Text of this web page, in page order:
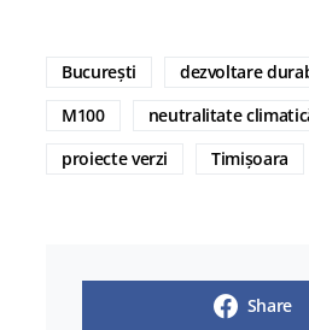
București dezvoltare
M100
neutralitate
proiecte verzi
Timișoara
Share